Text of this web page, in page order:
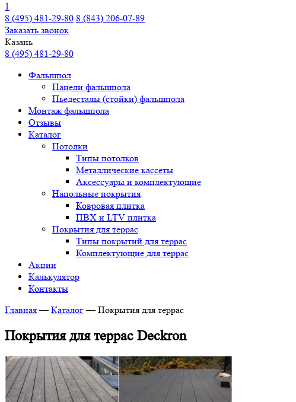
1
8 (495) 481-29-80 8 (843) 206-07-89
Заказать звонок
Казань
8 (495) 481-29-80
Фальшпол
Панели фальшпола
Пьедесталы (стойки) фальшпола
Монтаж фальшпола
Отзывы
Каталог
Потолки
Типы потолков
Металлические кассеты
Аксессуары и комплектующие
Напольные покрытия
Ковровая плитка
ПВХ и LTV плитка
Покрытия для террас
Типы покрытий для террас
Комплектующие для террас
Акции
Калькулятор
Контакты
Главная — Каталог — Покрытия для террас
Покрытия для террас Deckron